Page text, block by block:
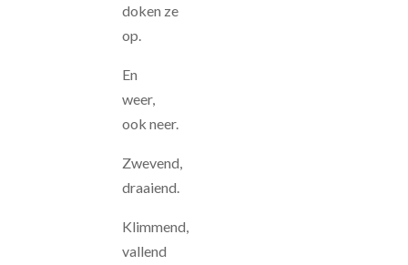
doken ze
op.
En
weer,
ook neer.
Zwevend,
draaiend.
Klimmend,
vallend